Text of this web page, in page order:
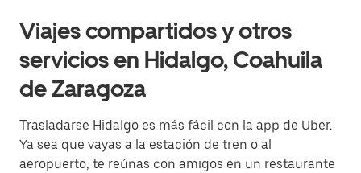
Viajes compartidos y otros
servicios en Hidalgo, Coahuila
de Zaragoza
Trasladarse Hidalgo es más fácil con la app de Uber.
Ya sea que vayas a la estación de tren o al
aeropuerto, te reúnas con amigos en un restaurante